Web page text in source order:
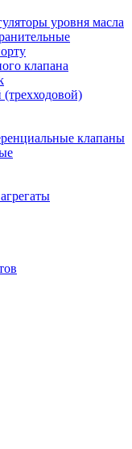
уровня масла
клапана
клапаны